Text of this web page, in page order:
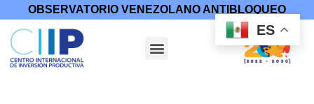
OBSERVATORIO VENEZOLANO ANTIBLOQUEO
ES